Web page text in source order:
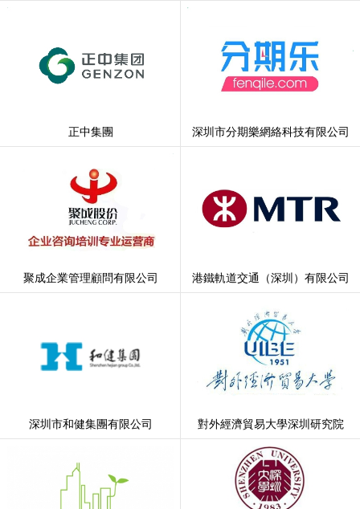
正中集團 深圳市分期樂網絡科技有限公司
聚成企業管理顧問有限公司 港鐵軌道交通（深圳）有限公司
深圳市和健集團有限公司 對外經濟貿易大學深圳研究院